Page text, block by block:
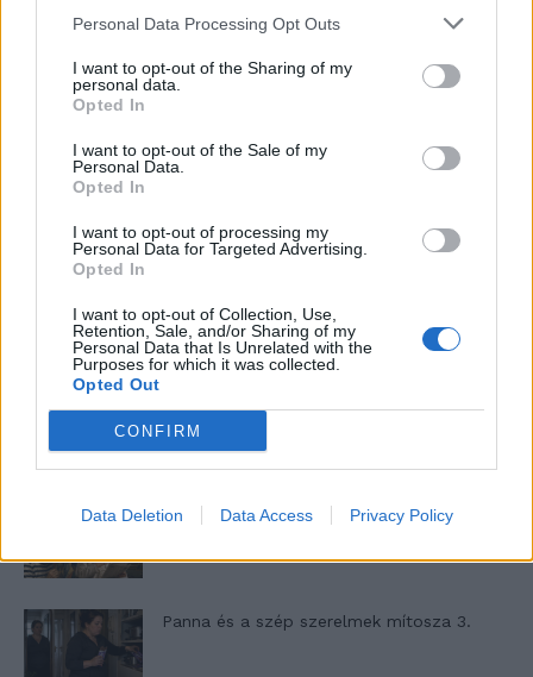
Personal Data Processing Opt Outs
I want to opt-out of the Sharing of my
personal data.
Opted In
I want to opt-out of the Sale of my
Personal Data.
Opted In
I want to opt-out of processing my
Personal Data for Targeted Advertising.
Opted In
I want to opt-out of Collection, Use,
Retention, Sale, and/or Sharing of my
Personal Data that Is Unrelated with the
Purposes for which it was collected.
Opted Out
CONFIRM
Data Deletion Data Access Privacy Policy
gyűjteménye
Elyna Robbs: Adéle és az örökölt árnyak
Nyár, nevetés, anekdoták
Panna és a szép szerelmek mítosza 3.